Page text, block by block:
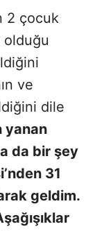
2 çocuk
olduğu
ve
dile
yanan
da bir şey
31
geldim.